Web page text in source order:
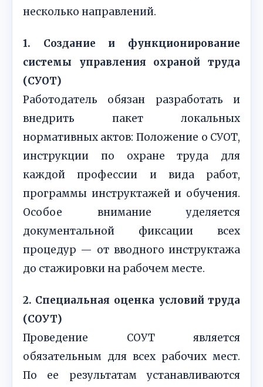
несколько направлений.
1. Создание и функционирование
системы управления охраной труда
(СУОТ)
Работодатель обязан разработать и
внедрить пакет локальных
нормативных актов: Положение о СУОТ,
инструкции по охране труда для
каждой профессии и вида работ,
программы инструктажей и обучения.
Особое внимание уделяется
документальной фиксации всех
процедур — от вводного инструктажа
до стажировки на рабочем месте.
2. Специальная оценка условий труда
(СОУТ)
Проведение СОУТ является
обязательным для всех рабочих мест.
По ее результатам устанавливаются